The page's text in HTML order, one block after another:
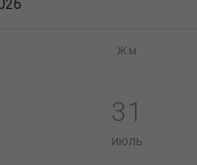
Жм
31
июль